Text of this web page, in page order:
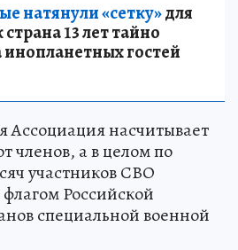
натянули «сетку»для
13 лет тайно
инопланетных гостей
Ассоциация насчитывает
членов, а в целом по
участников СВО
Российской
специальной военной